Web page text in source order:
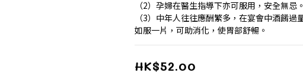
（2）孕婦在醫生指導下亦可服用，安全無忌。
（3）中年人往往應酬繁多，在宴會中酒餚過
如服一片，可助消化，使胃部舒暢。
HK$52.00